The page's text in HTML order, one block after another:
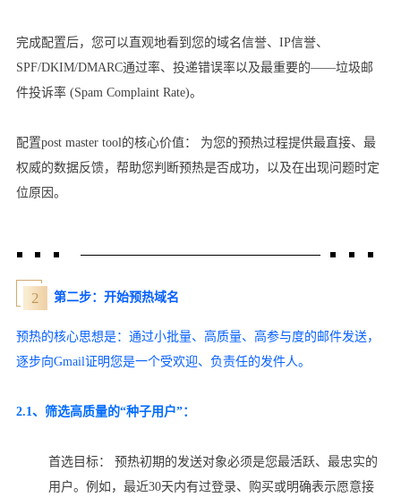
完成配置后，您可以直观地看到您的域名信誉、IP信誉、
SPF/DKIM/DMARC通过率、投递错误率以及最重要的——垃圾邮
件投诉率 (Spam Complaint Rate)。
配置post master tool的核心价值： 为您的预热过程提供最直接、最
权威的数据反馈，帮助您判断预热是否成功，以及在出现问题时定
位原因。
2 第二步：开始预热域名
预热的核心思想是：通过小批量、高质量、高参与度的邮件发送，
逐步向Gmail证明您是一个受欢迎、负责任的发件人。
2.1、筛选高质量的“种子用户”：
首选目标： 预热初期的发送对象必须是您最活跃、最忠实的
用户。例如，最近30天内有过登录、购买或明确表示愿意接